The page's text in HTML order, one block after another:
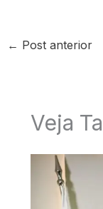
← Post anterior
Veja